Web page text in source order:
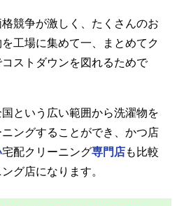
競争が激しく、たくさんのお
工場に集めて一、まとめてク
ストダウンを図れるためで
という広い範囲から洗濯物を
ングすることができ、かつ店
宅配クリーニング専門店も比較
グ店になります。